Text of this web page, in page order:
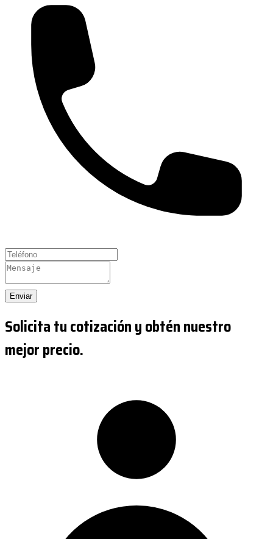
Enviar
Solicita tu cotización y obtén nuestro
mejor precio.